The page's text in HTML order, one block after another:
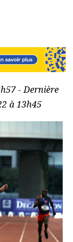
- Dernière
à 13h45